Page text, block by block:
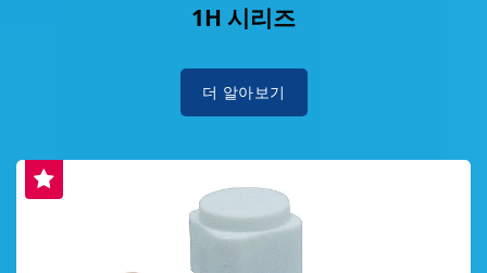
1H 시리즈
더 알아보기